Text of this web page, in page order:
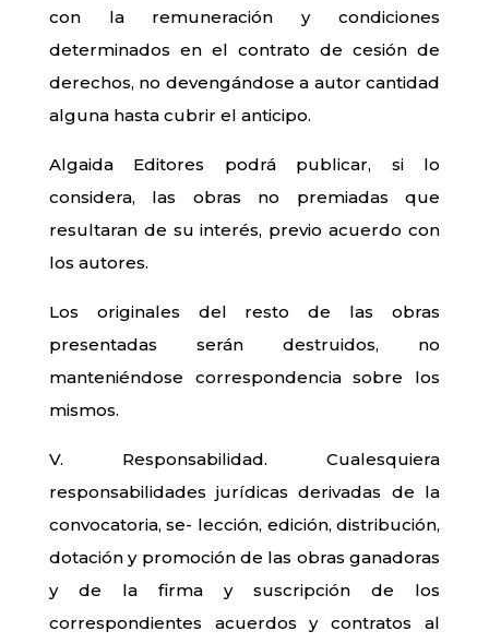
con la remuneración y condiciones
determinados en el contrato de cesión de
derechos, no devengándose a autor cantidad
alguna hasta cubrir el anticipo.
Algaida Editores podrá publicar, si lo
considera, las obras no premiadas que
resultaran de su interés, previo acuerdo con
los autores.
Los originales del resto de las obras
presentadas serán destruidos, no
manteniéndose correspondencia sobre los
mismos.
V. Responsabilidad. Cualesquiera
responsabilidades jurídicas derivadas de la
convocatoria, se- lección, edición, distribución,
dotación y promoción de las obras ganadoras
y de la firma y suscripción de los
correspondientes acuerdos y contratos al